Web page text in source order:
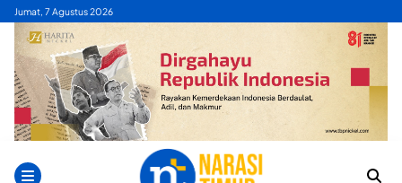
Skip
content
Jumat, 7 Agustus 2026